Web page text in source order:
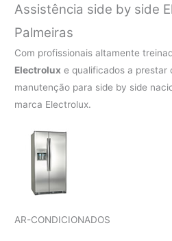
Assistência side by side
Palmeiras
Com profissionais altamente
Electrolux e qualificados a prestar
manutenção para side by side
marca Electrolux.
AR-CONDICIONADOS